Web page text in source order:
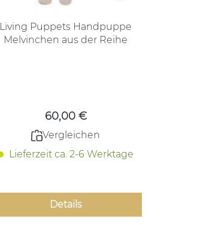
Living Puppets Handpuppe
Melvinchen aus der Reihe
60,00 €
Vergleichen
Lieferzeit ca. 2-6 Werktage
Details